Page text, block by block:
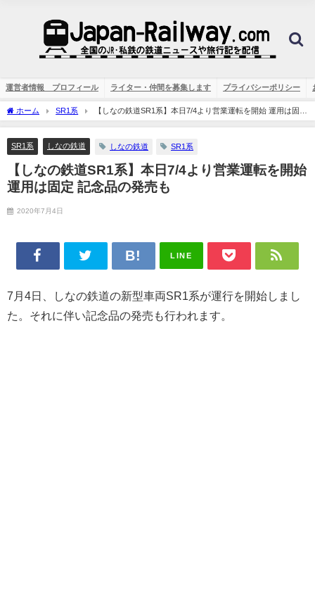
運営者情報 プロフィール ライター・仲間を募集します プライバシーポリシー
ホーム SR1系
【しなの鉄道SR1系】本日7/4より営業運転を開始 運用は固定
記念品の発売も
SR1系 しなの鉄道 しなの鉄道 SR1系
【しなの鉄道SR1系】本日7/4より営業運転を開始
運用は固定 記念品の発売も
2020年7月4日
LINE
7月4日、しなの鉄道の新型車両SR1系が運行を開始しまし
た。それに伴い記念品の発売も行われます。